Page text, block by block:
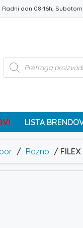
Radni dan 08-16h, Subotom
Products
search
LISTA
/ Razno / FILEX